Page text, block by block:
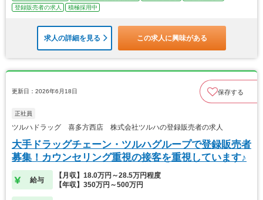
登録販売者の求人
積極採用中
求人の詳細を見る この求人に興味がある
更新日：2026年6月18日 保存する
正社員
ツルハドラッグ 喜多方西店 株式会社ツルハの登録販売者の求人
大手ドラッグチェーン・ツルハグループで登録販売者
募集！カウンセリング重視の接客を重視しています♪
給与
【月収】18.0万円～28.5万円程度
【年収】350万円～500万円